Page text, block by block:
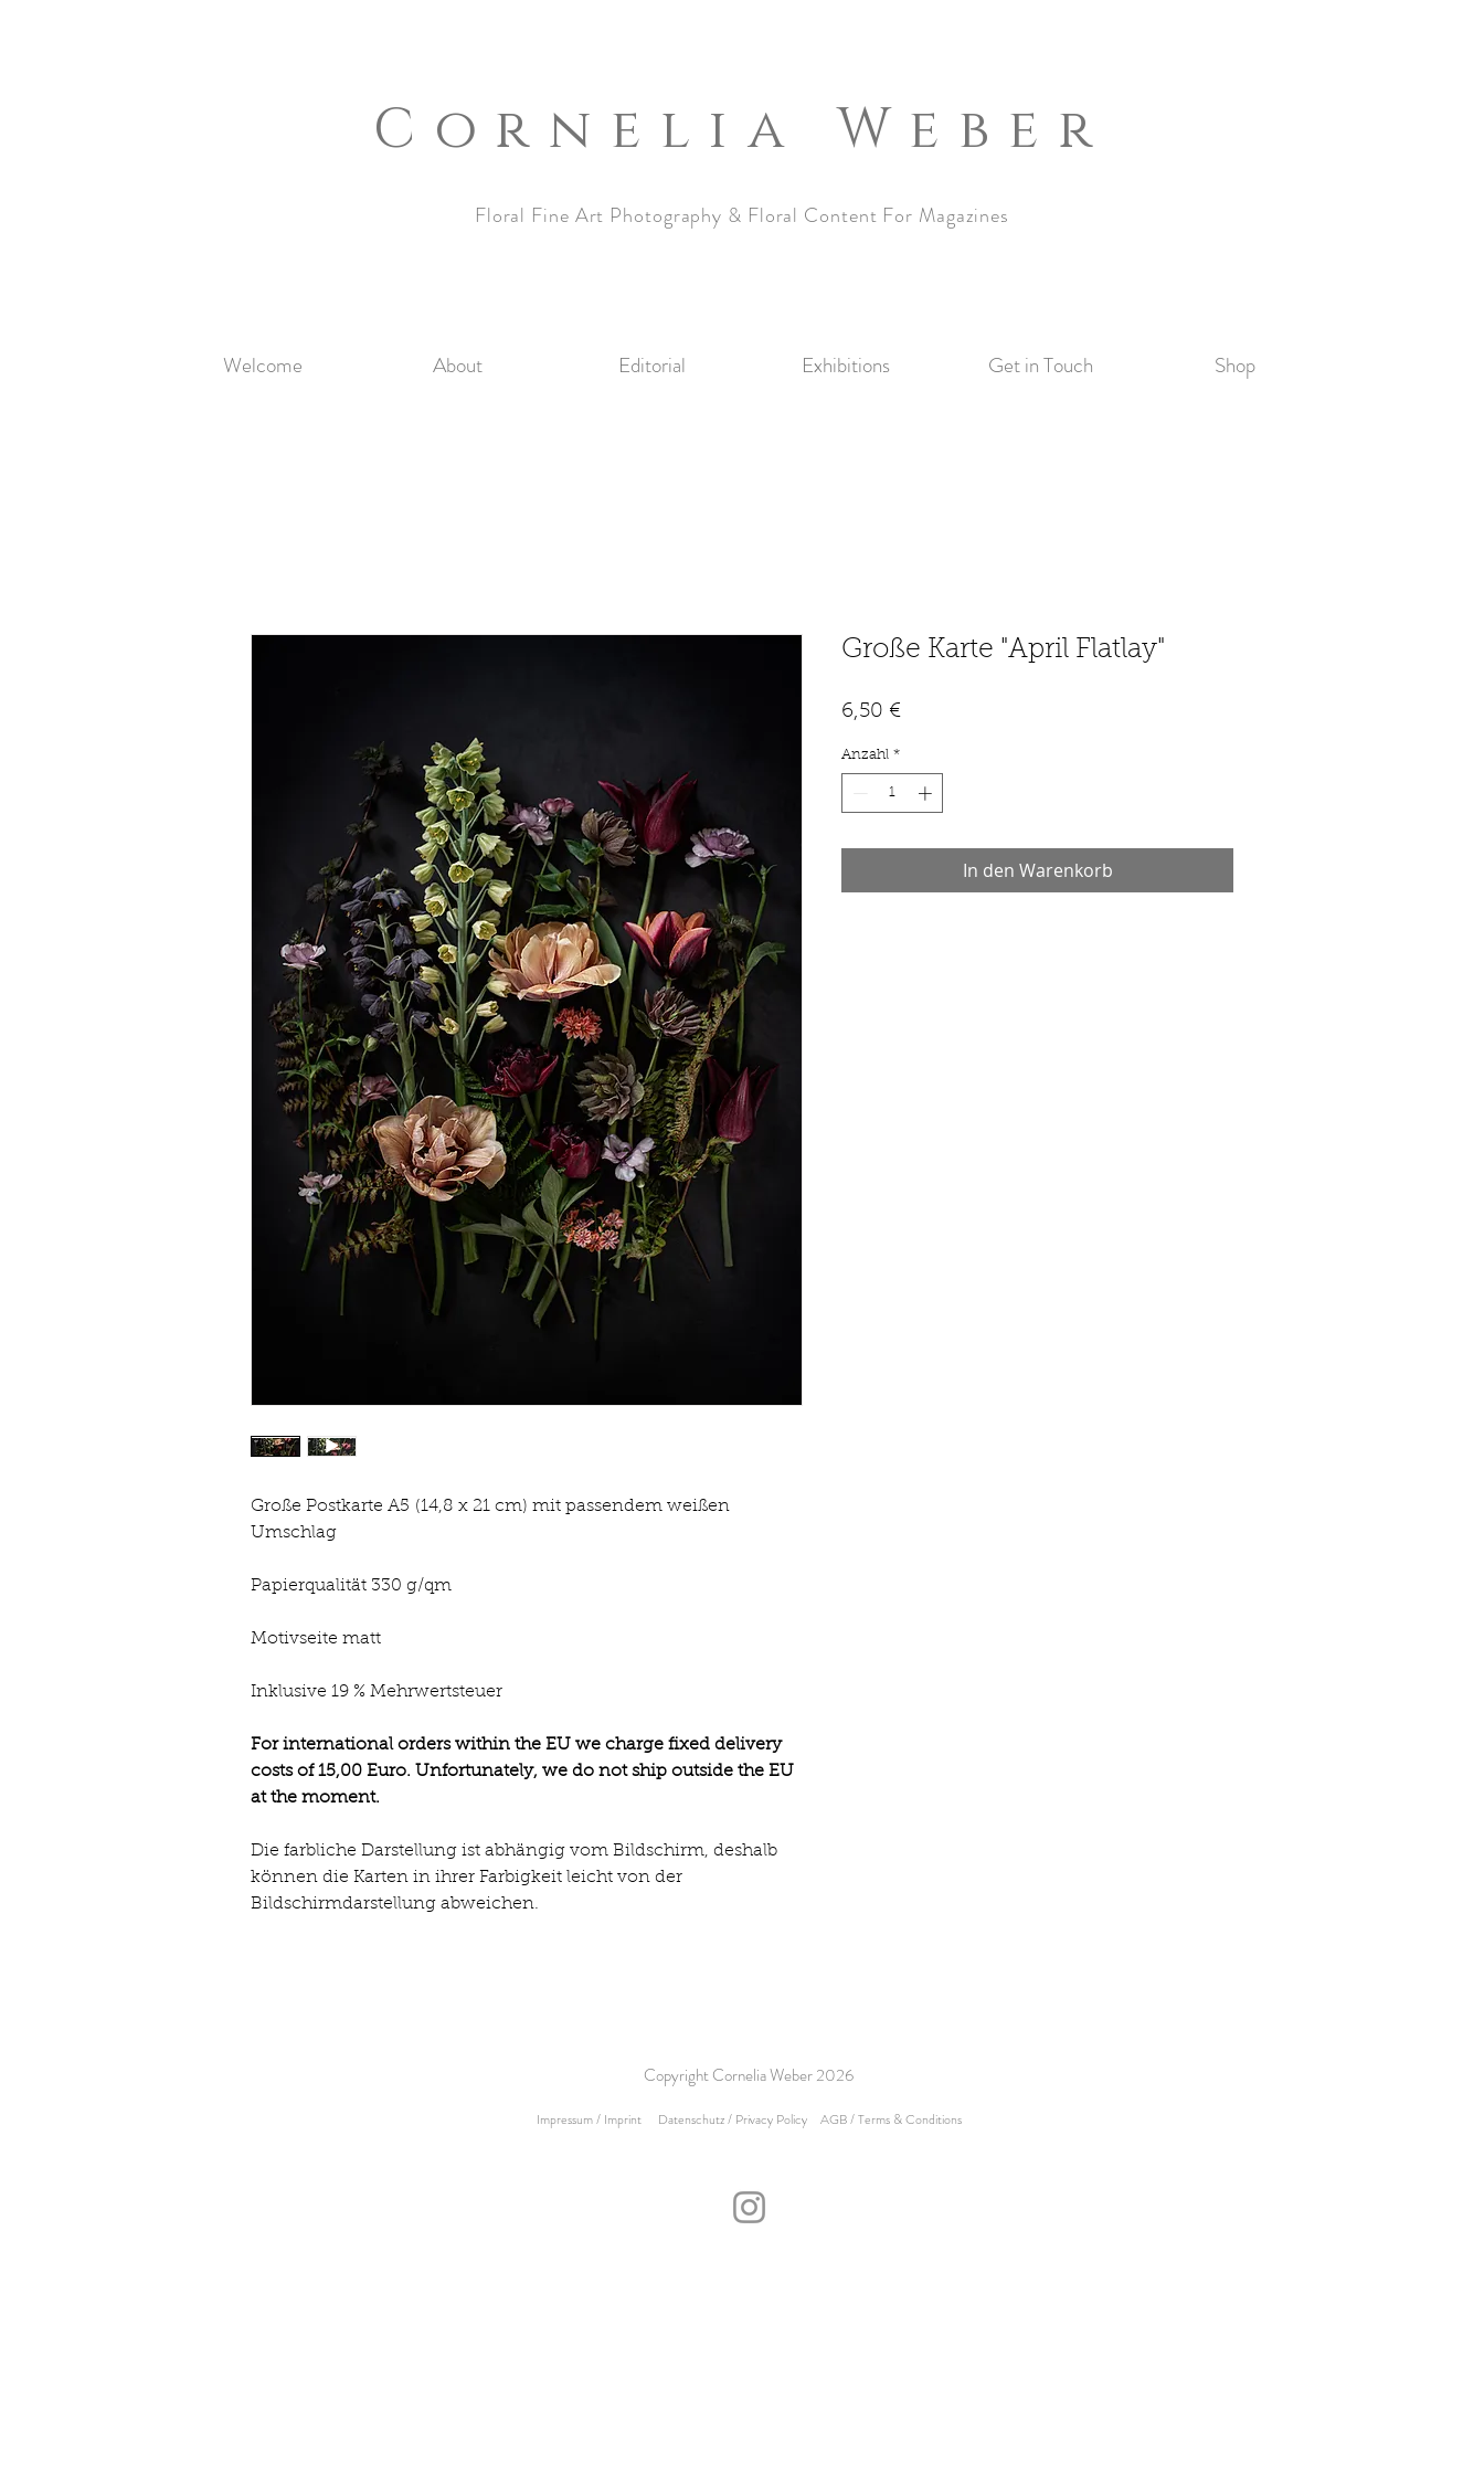
Cornelia Weber
Floral Fine Art Photography & Floral Content For Magazines
Welcome About Editorial Exhibitions Get in Touch Shop
Große Postkarte A5 (14,8 x 21 cm) mit passendem weißen
Umschlag
Papierqualität 330 g/qm
Motivseite matt
Inklusive 19 % Mehrwertsteuer
For international orders within the EU we charge fixed delivery
costs of 15,00 Euro. Unfortunately, we do not ship outside the EU
at the moment.
Die farbliche Darstellung ist abhängig vom Bildschirm, deshalb
können die Karten in ihrer Farbigkeit leicht von der
Bildschirmdarstellung abweichen.
Große Karte "April Flatlay"
6,50 €Preis
Anzahl *
In den Warenkorb
Copyright Cornelia Weber 2026
Impressum / Imprint Datenschutz / PrivacyPolicy AGB / Terms & Conditions